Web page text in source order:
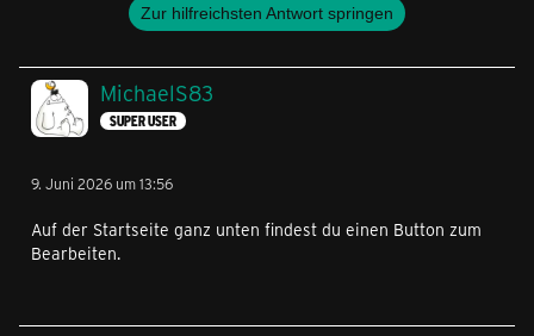
Zur hilfreichsten Antwort springen
MichaelS83
SUPER USER
9. Juni 2026 um 13:56
Auf der Startseite ganz unten findest du einen Button zum
Bearbeiten.